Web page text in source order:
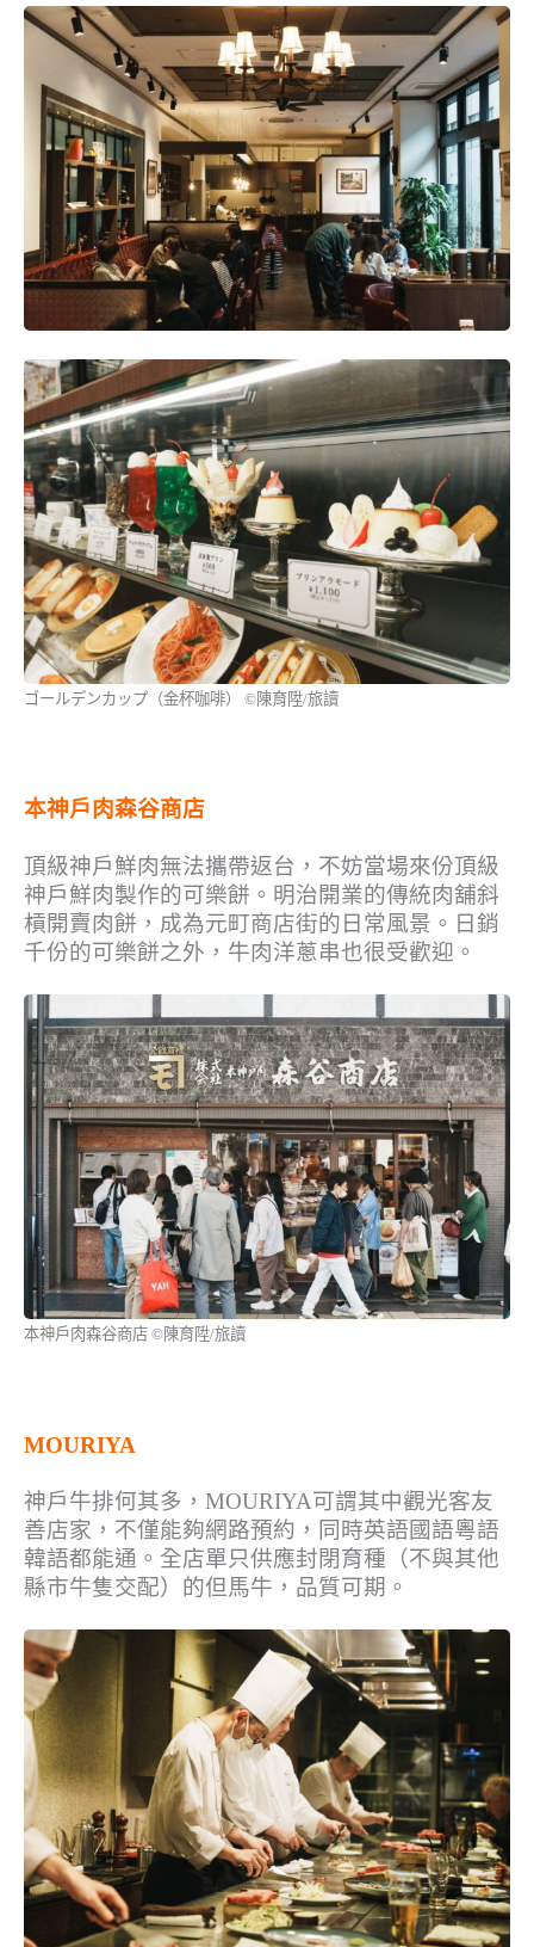
ゴールデンカップ（金杯咖啡） ©陳育陞/旅讀
本神戶肉森谷商店
頂級神戶鮮肉無法攜帶返台，不妨當場來份頂級
神戶鮮肉製作的可樂餅。明治開業的傳統肉舖斜
槓開賣肉餅，成為元町商店街的日常風景。日銷
千份的可樂餅之外，牛肉洋蔥串也很受歡迎。
本神戶肉森谷商店 ©陳育陞/旅讀
MOURIYA
神戶牛排何其多，MOURIYA可謂其中觀光客友
善店家，不僅能夠網路預約，同時英語國語粵語
韓語都能通。全店單只供應封閉育種（不與其他
縣市牛隻交配）的但馬牛，品質可期。